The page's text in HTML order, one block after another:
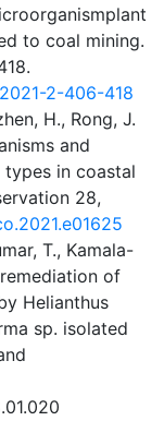
to coal mining.
2-406-418
H., Rong, J.
and
in coastal
28,
T., Kamala-
of
Helianthus
sp. isolated